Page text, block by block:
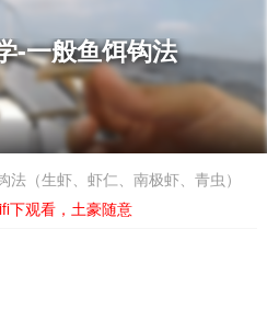
-一般鱼饵钩法
（生虾、虾仁、南极虾、青虫）
下观看，土豪随意